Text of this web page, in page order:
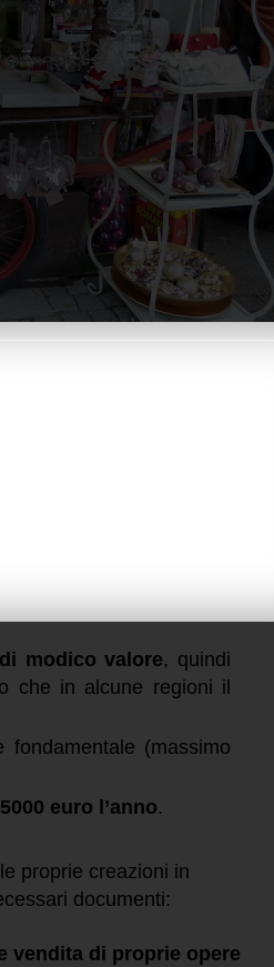
nazionale che
professionisti che
e sporadico prodotti
elementi caratterizzanti un
modico valore, quindi
che in alcune regioni il
(massimo
5000 euro l’anno.
proprie creazioni in
documenti:
vendita di proprie opere